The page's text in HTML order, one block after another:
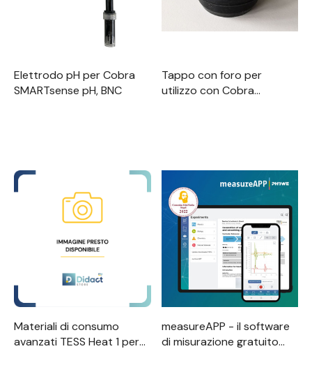
Elettrodo pH per Cobra
SMARTsense pH, BNC
Tappo con foro per
utilizzo con Cobra
Materiali di consumo
avanzati TESS Heat 1 per
measureAPP - il software
di misurazione gratuito